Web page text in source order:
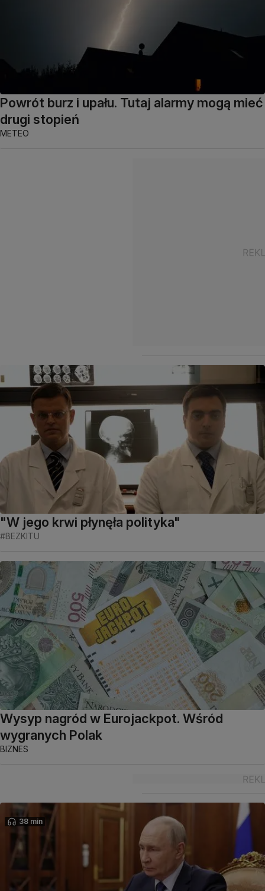
Powrót burz i upału. Tutaj alarmy mogą mieć
drugi stopień
METEO
"W jego krwi płynęła polityka"
#BEZKITU
Wysyp nagród w Eurojackpot. Wśród
wygranych Polak
BIZNES
38 min